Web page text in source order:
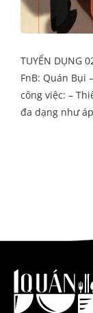
TUYỂN DỤNG
FnB: Quán Bụi
công việc: –
đa dạng như